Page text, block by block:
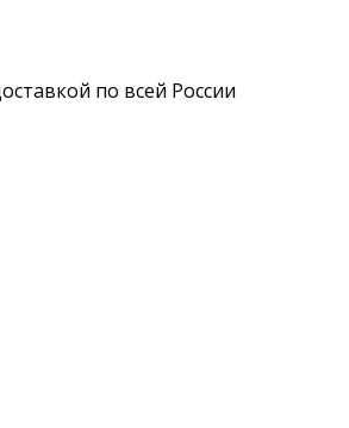
по всей России